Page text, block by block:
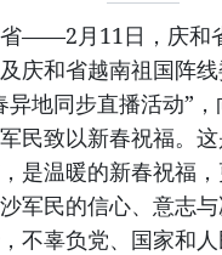
——2月11日，庆和
庆和省越南祖国阵
异地同步直播活动”
民致以新春祝福。
是温暖的新春祝福
军民的信心、意志
不辜负党、国家和人